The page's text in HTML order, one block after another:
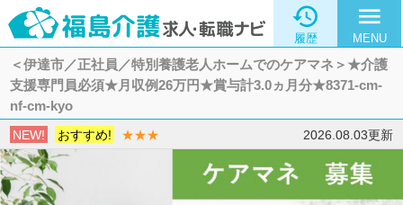

履歴
menu
MENU
＜伊達市／正社員／特別養護老人ホームでのケアマネ＞★介護
支援専門員必須★月収例26万円★賞与計3.0ヵ月分★8371-cm-
nf-cm-kyo
NEW! おすすめ! ★★★ 2026.08.03更新